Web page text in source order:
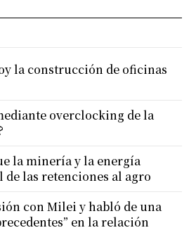
la construcción de oficinas
overclocking de la
la minería y la energía
las retenciones al agro
con Milei y habló de una
en la relación